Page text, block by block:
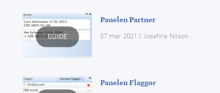
GUIDE
Panelen Partner
07 mar 2021 | Josefine Nilson
Panelen Flaggor